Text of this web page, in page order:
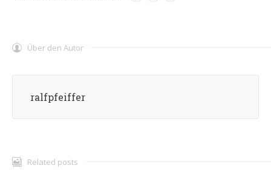
Über den Autor
ralfpfeiffer
Related posts